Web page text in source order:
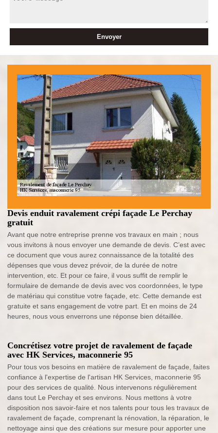
Devis enduit ravalement crépi façade Le Perchay
gratuit
Avant que notre entreprise prenne vos travaux en main ; nous
vous invitons à nous envoyer une demande de devis. C’est avec
ce document que vous aurez connaissance de la totalité des
dépenses que vous devez prévoir, de la durée de notre
intervention, etc. Et pour ce faire, il vous suffit de remplir le
formulaire de demande de devis avec vos coordonnées, le type
de matériau qui constitue votre façade, etc. Cette demande est
gratuite et sans engagement de votre part. Et en moins de 24
heures, nous vous enverrons une réponse bien détaillée.
Concrétisez votre projet de ravalement de façade
avec HK Services, maconnerie 95
Pour tous vos besoins en matière de ravalement de façade, faites
confiance à l'expertise de l'artisan HK Services, maconnerie 95
pour des services de qualité. Nous intervenons régulièrement
dans tout Le Perchay et ses environs. Nous mettons à votre
disposition nos savoir-faire et nos talents pour tous les travaux de
ravalement de façade, comprenant la rénovation, la réparation, le
nettoyage ainsi que des créations sur mesure pour apporter une